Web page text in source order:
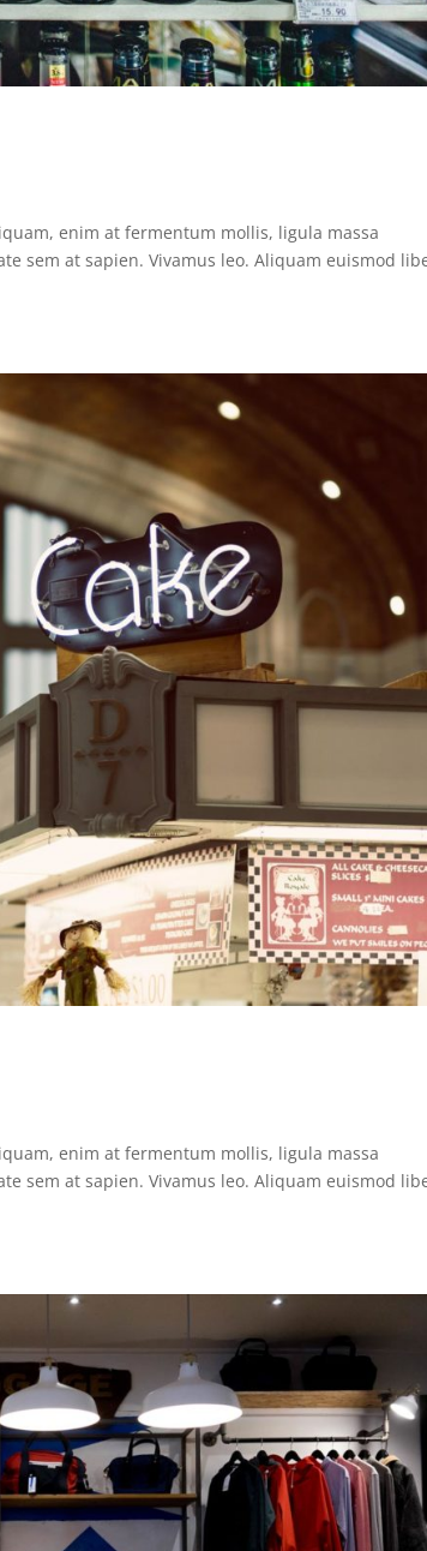
enim at fermentum mollis, ligula massa
sem at sapien. Vivamus leo. Aliquam euismod
enim at fermentum mollis, ligula massa
sem at sapien. Vivamus leo. Aliquam euismod